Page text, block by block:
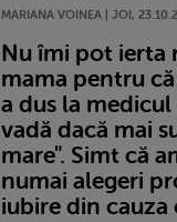
MARIANA VOINEA | JOI,
Nu îmi pot ierta
mama pentru
a dus la
vadă dacă mai
mare". Simt că
numai alegeri
iubire din cauza